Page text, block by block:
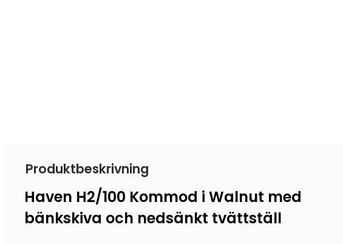
Produktbeskrivning
Haven H2/100 Kommod i Walnut med
bänkskiva och nedsänkt tvättställ